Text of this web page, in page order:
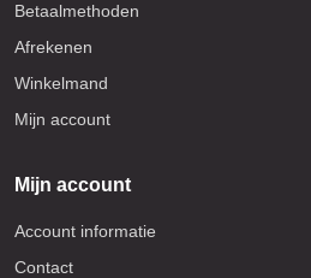
Betaalmethoden
Afrekenen
Winkelmand
Mijn account
Mijn account
Account informatie
Contact